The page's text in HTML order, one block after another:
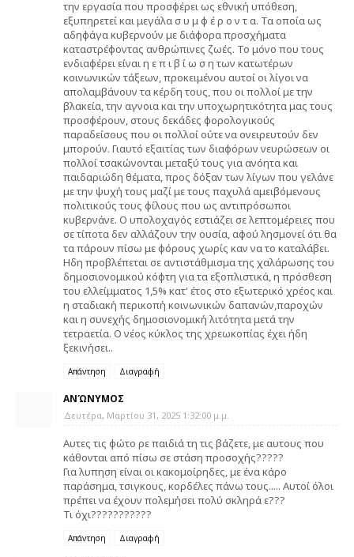
την εργασία που προσφέρει ως εθνική υπόθεση,
εξυπηρετεί και μεγάλα σ υ μ φ έ ρ ο ν τ α. Τα οποία ως
αδηφάγα κυβερνούν με διάφορα προσχήματα
καταστρέφοντας ανθρώπινες ζωές. Το μόνο που τους
ενδιαφέρει είναι η ε π ι β ί ω σ η των κατωτέρων
κοινωνικών τάξεων, προκειμένου αυτοί οι λίγοι να
απολαμβάνουν τα κέρδη τους, που οι πολλοί με την
βλακεία, την αγνοια και την υποχωρητικότητα μας τους
προσφέρουν, στους δεκάδες φορολογικούς
παραδείσους που οι πολλοί ούτε να ονειρευτούν δεν
μπορούν. Γιαυτό εξαιτίας των διαφόρων νευρώσεων οι
πολλοί τσακώνονται μεταξύ τους για ανόητα και
παιδαριώδη θέματα, προς δόξαν των λίγων που γελάνε
με την ψυχή τους μαζί με τους παχυλά αμειβόμενους
πολιτικούς τους φίλους που ως αντιπρόσωποι
κυβερνάνε. Ο υπολοχαγός εστιάζει σε λεπτομέρειες που
σε τίποτα δεν αλλάζουν την ουσία, αφού λησμονεί ότι θα
τα πάρουν πίσω με φόρους χωρίς καν να το καταλάβει.
Ηδη προβλέπεται σε αντιστάθμισμα της χαλάρωσης του
δημοσιονομικού κόφτη για τα εξοπλιστικά, η πρόσθεση
του ελλείμματος 1,5% κατ' έτος στο εξωτερικό χρέος και
η σταδιακή περικοπή κοινωνικών δαπανών,παροχών
και η συνεχής δημοσιονομική λιτότητα μετά την
τετραετία. Ο νέος κύκλος της χρεωκοπίας έχει ήδη
ξεκινήσει..
Απάντηση Διαγραφή
ΑΝΏΝΥΜΟΣ
Δευτέρα, Μαρτίου 31, 2025 1:32:00 μ.μ.
Αυτες τις φώτο ρε παιδιά τη τις βάζετε, με αυτους που
κάθονται από πίσω σε στάση προσοχής?????
Για λυπηση είναι οι κακομοίρηδες, με ένα κάρο
παράσημα, τσιγκους, κορδέλες πάνω τους..... Αυτοί όλοι
πρέπει να έχουν πολεμήσει πολύ σκληρά ε???
Τι όχι???????????
Απάντηση Διαγραφή